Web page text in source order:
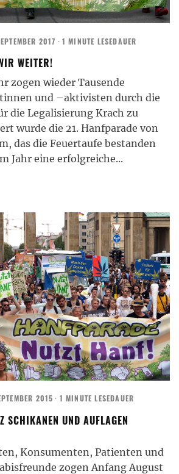
2017 · 1 MINUTE LESEDAUER
WEITER!
zogen wieder Tausende
und –aktivisten durch die
die Legalisierung Krach zu
wurde die 21. Hanfparade von
das die Feuertaufe bestanden
Jahr eine erfolgreiche...
2015 · 1 MINUTE LESEDAUER
SCHIKANEN UND AUFLAGEN
Konsumenten, Patienten und
zogen Anfang August